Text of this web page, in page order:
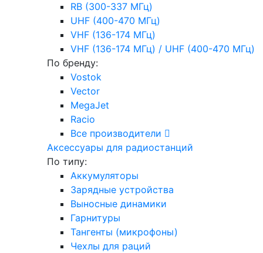
RB (300-337 МГц)
UHF (400-470 МГц)
VHF (136-174 МГц)
VHF (136-174 МГц) / UHF (400-470 МГц)
По бренду:
Vostok
Vector
MegaJet
Racio
Все производители
Аксессуары для радиостанций
По типу:
Аккумуляторы
Зарядные устройства
Выносные динамики
Гарнитуры
Тангенты (микрофоны)
Чехлы для раций